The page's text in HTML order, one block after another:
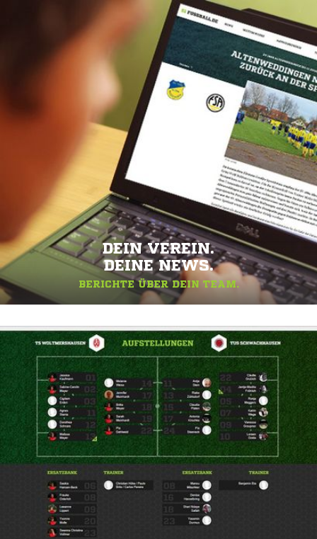
DEIN VEREIN.
DEINE NEWS.
BERICHTE ÜBER DEIN TEAM.